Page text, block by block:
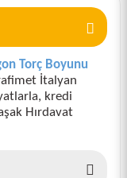
Torç Boyunu
İtalyan
kredi
Hırdavat